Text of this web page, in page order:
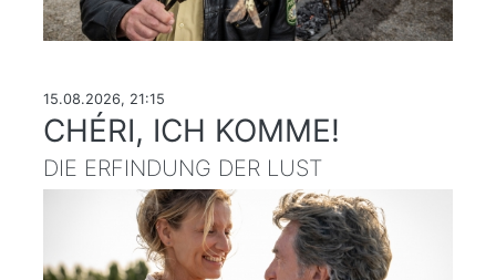
15.08.2026, 21:15
CHÉRI, ICH KOMME!
DIE ERFINDUNG DER LUST